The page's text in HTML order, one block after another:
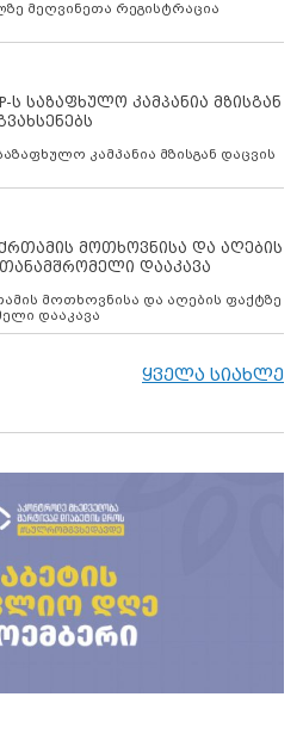
მეღვინეთა რეგისტრაცია
ს საზაფხულო კამპანია მზისგან
კამპანია მზისგან დაცვის
მოთხოვნისა და აღების
დააკავა
დააკავა
ყველა სიახლე